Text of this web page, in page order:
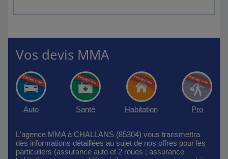
Vos devis MMA
Auto Santé Habitation Pro
L'agence MMA à CHALLANS (85304) vous transmettra
des informations détaillées au sujet de nos offres pour les
particuliers (assurance auto et 2 roues ; assurance